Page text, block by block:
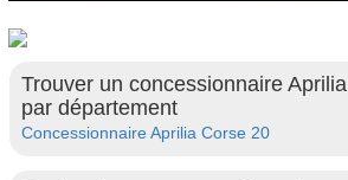
Trouver un concessionnaire Aprilia
par département
Concessionnaire Aprilia Corse 20